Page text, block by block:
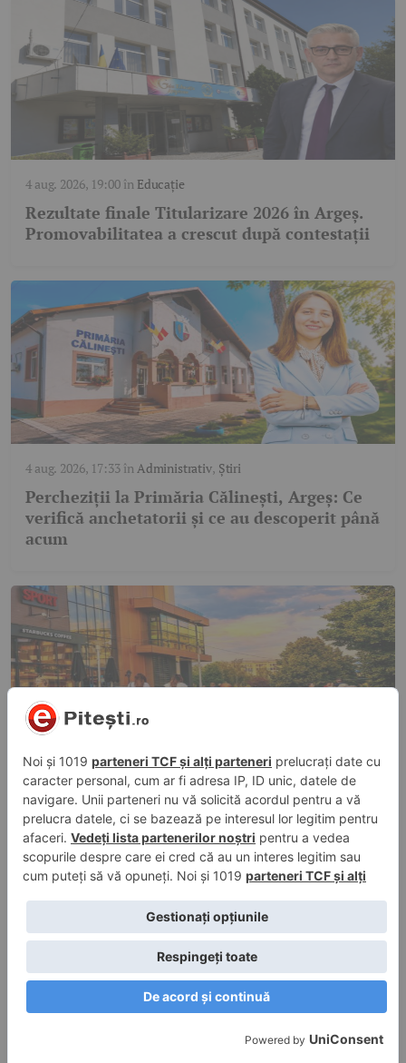
4 aug. 2026, 19:00în Educație
Rezultate finale Titularizare 2026 în Argeș.
Promovabilitatea a crescut după contestații
4 aug. 2026, 17:33înAdministrativ, Știri
Percheziții la Primăria Călinești, Argeș: Ce
verifică anchetatorii și ce au descoperit până
acum
4 aug. 2026, 11:49înEconomic
Salariile din Argeș au scăzut. Cu cât au
pierdut angajații într-o singură lună